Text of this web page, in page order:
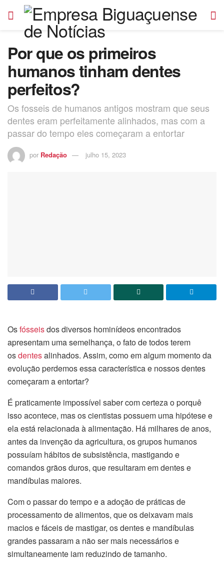
Por que os primeiros
humanos tinham dentes
perfeitos?
Os fosseis de humanos antigos mostram que seus
dentes eram perfeitamente alinhados, mas com a
passar do tempo eles começaram a entortar
por Redação julho 15, 2023
Osfósseisdos diversos hominídeos encontrados
apresentam uma semelhança, o fato de todos terem
osdentesalinhados. Assim, como em algum momento da
evolução perdemos essa característica e nossos dentes
começaram a entortar?
É praticamente impossível saber com certeza o porquê
isso acontece, mas os cientistas possuem uma hipótese e
ela está relacionada à alimentação. Há milhares de anos,
antes da invenção da agricultura, os grupos humanos
possuíam hábitos de subsistência, mastigando e
comandos grãos duros, que resultaram em dentes e
mandíbulas maiores.
Com o passar do tempo e a adoção de práticas de
processamento de alimentos, que os deixavam mais
macios e fáceis de mastigar, os dentes e mandíbulas
grandes passaram a não ser mais necessários e
simultaneamente iam reduzindo de tamanho.